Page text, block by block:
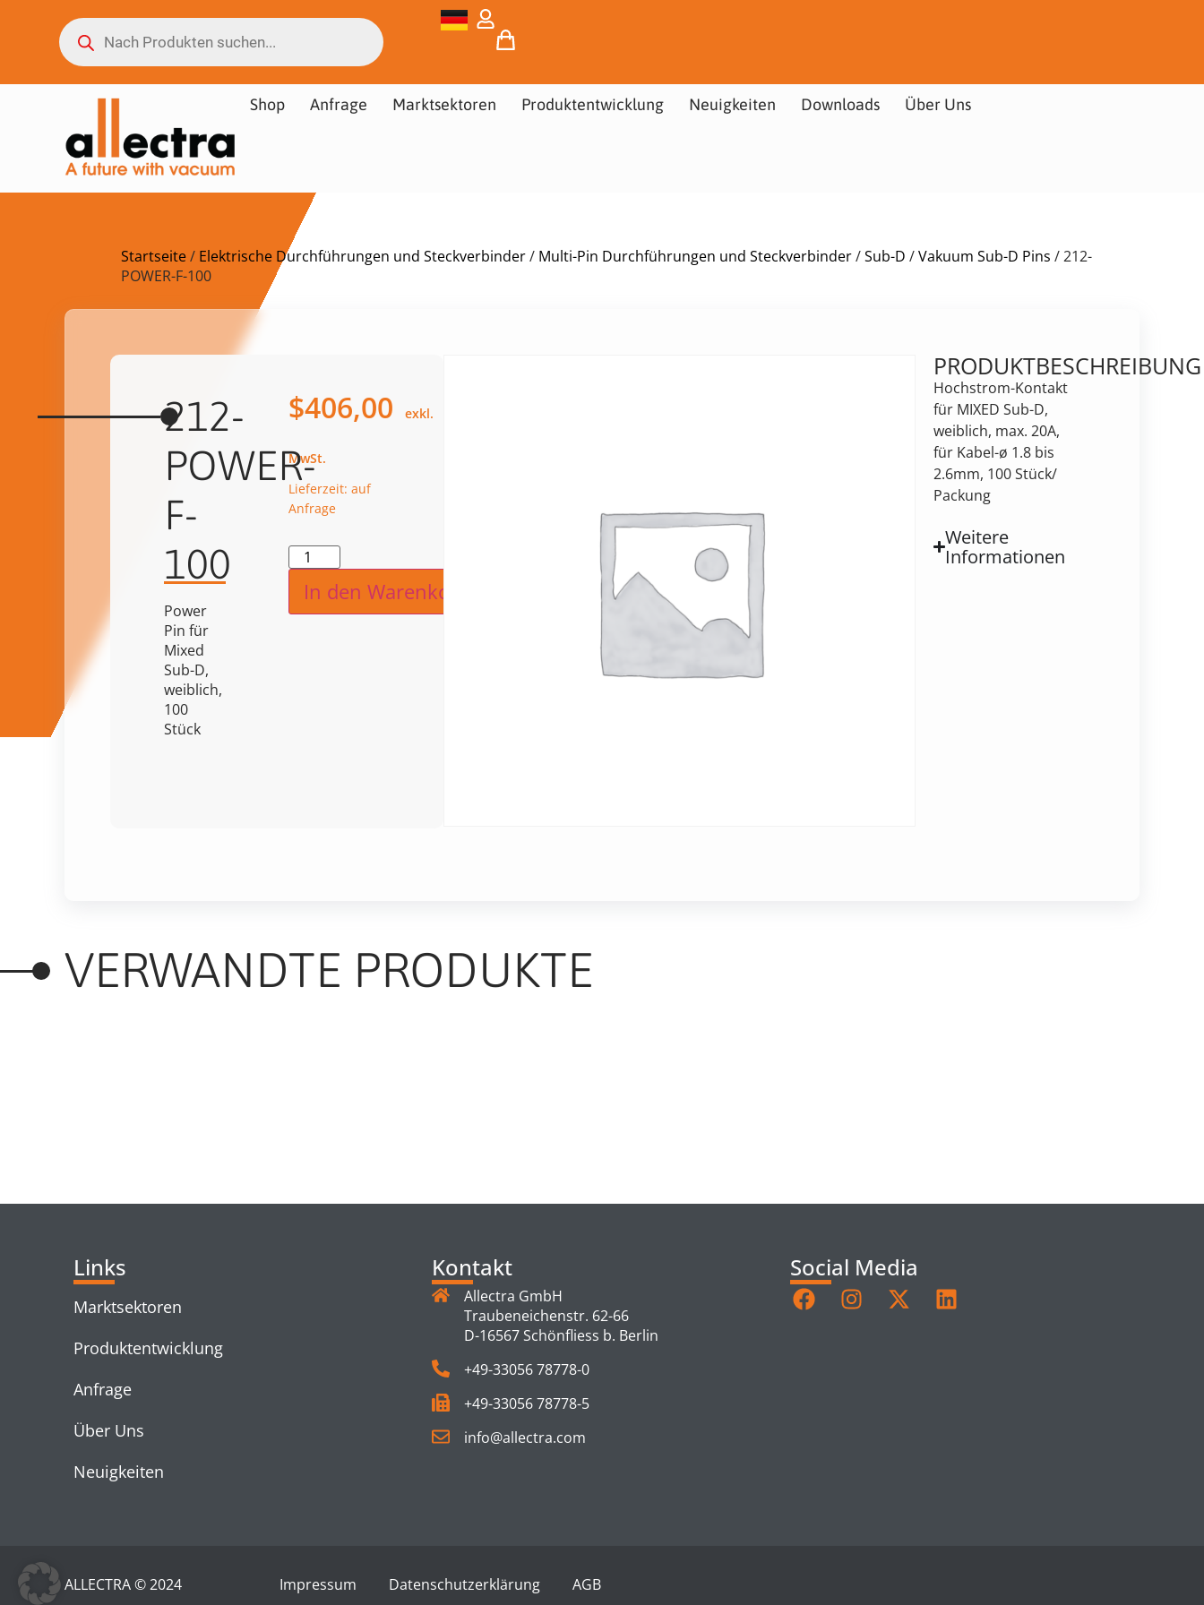
Shop Anfrage Marktsektoren Produktentwicklung Neuigkeiten Downloads Über Uns
Startseite/ Elektrische Durchführungen und Steckverbinder/ Multi-Pin Durchführungen und Steckverbinder/Sub-D /Vakuum Sub-D Pins / 212-
POWER-F-100
212-
POWER-
F-
100
Power
Pin für
Mixed
Sub-D,
weiblich,
100
Stück
$406,00
Lieferzeit: auf
Anfrage
In den Warenkorb
PRODUKTBESCHREIBUNG
Hochstrom-Kontakt
für MIXED Sub-D,
weiblich, max. 20A,
für Kabel-ø 1.8 bis
2.6mm, 100 Stück/
Packung
Weitere
Informationen
VERWANDTE PRODUKTE
Links
Marktsektoren
Produktentwicklung
Anfrage
Über Uns
Neuigkeiten
Kontakt
Allectra GmbH
Traubeneichenstr. 62-66
D-16567 Schönfliess b. Berlin
+49-33056 78778-0
+49-33056 78778-5
info@allectra.com
Social Media
ALLECTRA © 2024 Impressum Datenschutzerklärung AGB